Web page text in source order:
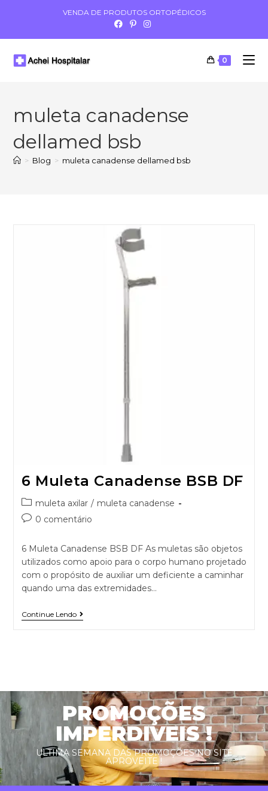
VENDA DE PRODUTOS ORTOPÉDICOS
0
muleta canadense
dellamed bsb
> Blog > muleta canadense dellamed bsb
6 Muleta Canadense BSB DF
muleta axilar / muleta canadense
0 comentário
6 Muleta Canadense BSB DF As muletas são objetos
utilizados como apoio para o corpo humano projetado
com o propósito de auxiliar um deficiente a caminhar
quando uma das extremidades…
Continue Lendo
PROMOÇÕES
IMPERDIVEIS !
ULTIMA SEMANA DAS PROMOÇÕES NO SITE
APROVEITE !